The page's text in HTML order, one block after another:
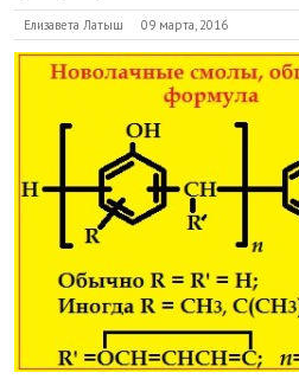
Елизавета Латыш 09 марта, 2016